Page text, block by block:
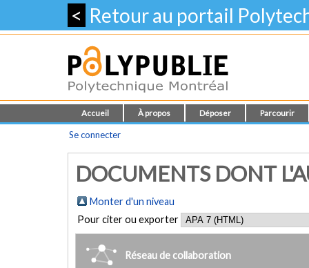
< Retour au portail
Accueil À propos Déposer Parcourir
Se connecter
DOCUMENTS DONT
Monter d'un niveau
Pour citer ou exporter
Réseau de collaboration